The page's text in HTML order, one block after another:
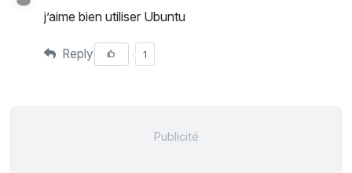
j’aime bien utiliser Ubuntu
Reply 1